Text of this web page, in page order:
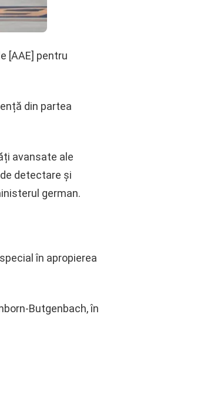
[AAE] pentru
din partea
avansate ale
detectare și
german.
în apropierea
Butgenbach, în